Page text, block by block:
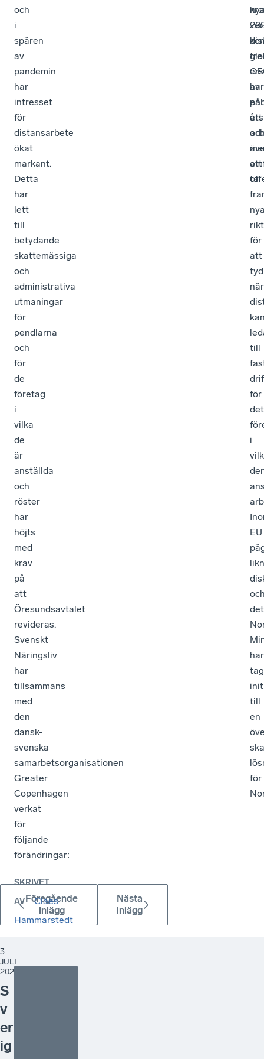
och
i
spåren
av
pandemin
har
intresset
för
distansarbete
ökat
markant.
Detta
har
lett
till
betydande
skattemässiga
och
administrativa
utmaningar
för
pendlarna
och
för
de
företag
i
vilka
de
är
anställda
och
röster
har
höjts
med
krav
på
att
Öresundsavtalet
revideras.
Svenskt
Näringsliv
har
tillsammans
med
den
dansk-
svenska
samarbetsorganisationen
Greater
Copenhagen
verkat
för
följande
förändringar:
av
en
har
ett
att
ta
för
att
när
till
för
det
i
EU
det
har
till
en
för
Föregående
inlägg
Nästa
inlägg
SKRIVET
AV
Claes
Hammarstedt
3
JULI
2026
S
v
er
ig